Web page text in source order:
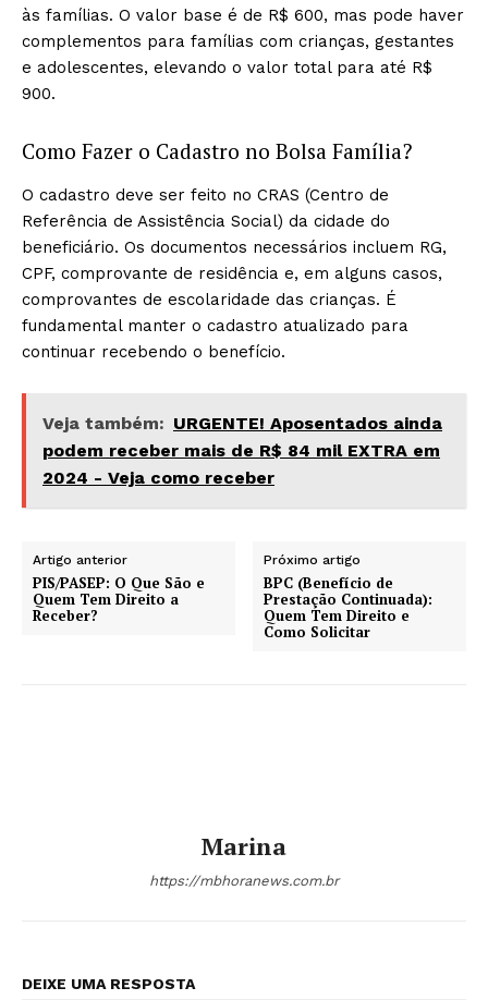
às famílias. O valor base é de R$ 600, mas pode haver
complementos para famílias com crianças, gestantes
e adolescentes, elevando o valor total para até R$
900.
Como Fazer o Cadastro no Bolsa Família?
O cadastro deve ser feito no CRAS (Centro de
Referência de Assistência Social) da cidade do
beneficiário. Os documentos necessários incluem RG,
CPF, comprovante de residência e, em alguns casos,
comprovantes de escolaridade das crianças. É
fundamental manter o cadastro atualizado para
continuar recebendo o benefício.
Veja também: URGENTE! Aposentados ainda
podem receber mais de R$ 84 mil EXTRA em
2024 - Veja como receber
Artigo anterior
PIS/PASEP: O Que São e
Quem Tem Direito a
Receber?
Próximo artigo
BPC (Benefício de
Prestação Continuada):
Quem Tem Direito e
Como Solicitar
Marina
https://mbhoranews.com.br
DEIXE UMA RESPOSTA